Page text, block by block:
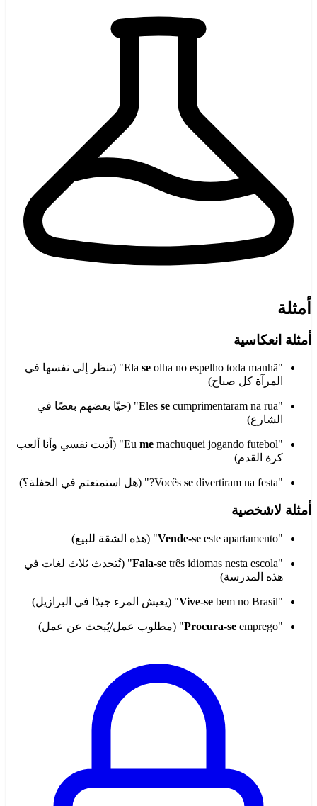
أمثلة
أمثلة انعكاسية
"Ela
se
olha no espelho toda manhã" (تنظر إلى نفسها في
المرآة كل صباح)
"Eles
se
cumprimentaram na rua" (حيّا بعضهم بعضًا في
الشارع)
"Eu
me
machuquei jogando futebol" (آذيت نفسي وأنا ألعب
كرة القدم)
"Vocês
se divertiram na festa?" (هل استمتعتم في الحفلة؟)
أمثلة لاشخصية
"
Vende-se este apartamento" (هذه الشقة للبيع)
"
Fala-setrês idiomas nesta escola" (تُتحدث ثلاث لغات في
هذه المدرسة)
"
Vive-se bem no Brasil" (يعيش المرء جيدًا في البرازيل)
"
Procura-se emprego" (مطلوب عمل/يُبحث عن عمل)